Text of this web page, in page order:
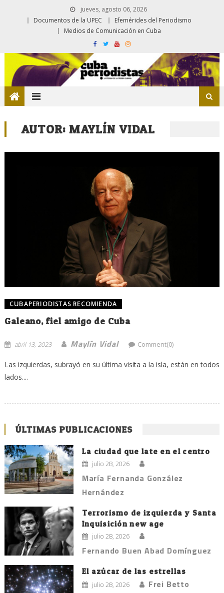
jueves, agosto 06, 2026
Documentos de la UPEC
Efemérides del Periodismo
Medios de Comunicación en Cuba
AUTOR:MAYLÍN VIDAL
CUBAPERIODISTAS RECOMIENDA
Galeano, fiel amigo de Cuba
abril 13, 2023 Maylín Vidal Comment(0)
Las izquierdas, subrayó en su última visita a la isla, están en todos
lados....
ÚLTIMAS PUBLICACIONES
La ciudad que late en el centro
julio 28, 2026
María Fernanda González
Hernández
Terrorismo de izquierda y Santa
Inquisición new age
julio 28, 2026
Fernando Buen Abad Domínguez
El azúcar de las estrellas
julio 28, 2026 Frei Betto